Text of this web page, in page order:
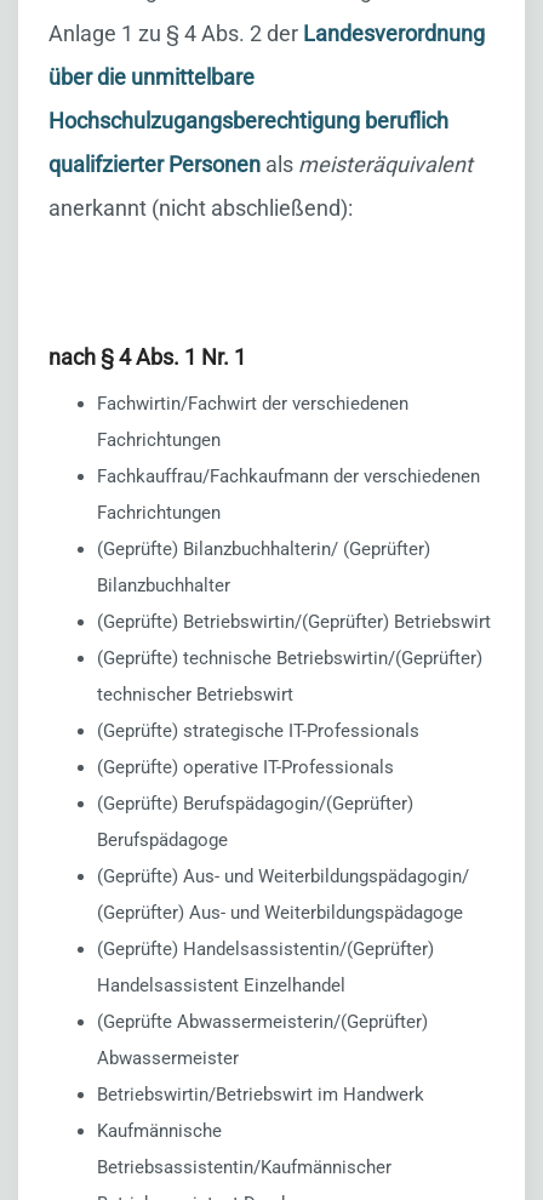
Anlage 1 zu § 4 Abs. 2 der Landesverordnung
über die unmittelbare
Hochschulzugangsberechtigung beruflich
qualifzierter Personen als meisteräquivalent
anerkannt (nicht abschließend):
nach § 4 Abs. 1 Nr. 1
Fachwirtin/Fachwirt der verschiedenen
Fachrichtungen
Fachkauffrau/Fachkaufmann der verschiedenen
Fachrichtungen
(Geprüfte) Bilanzbuchhalterin/ (Geprüfter)
Bilanzbuchhalter
(Geprüfte) Betriebswirtin/(Geprüfter) Betriebswirt
(Geprüfte) technische Betriebswirtin/(Geprüfter)
technischer Betriebswirt
(Geprüfte) strategische IT-Professionals
(Geprüfte) operative IT-Professionals
(Geprüfte) Berufspädagogin/(Geprüfter)
Berufspädagoge
(Geprüfte) Aus- und Weiterbildungspädagogin/
(Geprüfter) Aus- und Weiterbildungspädagoge
(Geprüfte) Handelsassistentin/(Geprüfter)
Handelsassistent Einzelhandel
(Geprüfte Abwassermeisterin/(Geprüfter)
Abwassermeister
Betriebswirtin/Betriebswirt im Handwerk
Kaufmännische
Betriebsassistentin/Kaufmännischer